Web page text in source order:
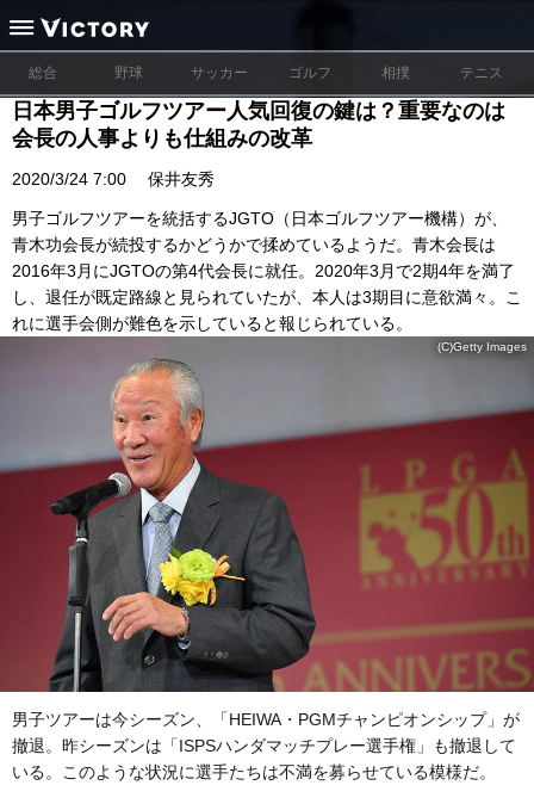
総合 野球 サッカー ゴルフ 相撲 テニス
日本男子ゴルフツアー人気回復の鍵は？重要なのは
会長の人事よりも仕組みの改革
2020/3/24 7:00 保井友秀
男子ゴルフツアーを統括するJGTO（日本ゴルフツアー機構）が、
青木功会長が続投するかどうかで揉めているようだ。青木会長は
2016年3月にJGTOの第4代会長に就任。2020年3月で2期4年を満了
し、退任が既定路線と見られていたが、本人は3期目に意欲満々。こ
れに選手会側が難色を示していると報じられている。
(C)Getty Images
男子ツアーは今シーズン、「HEIWA・PGMチャンピオンシップ」が
撤退。昨シーズンは「ISPSハンダマッチプレー選手権」も撤退して
いる。このような状況に選手たちは不満を募らせている模様だ。